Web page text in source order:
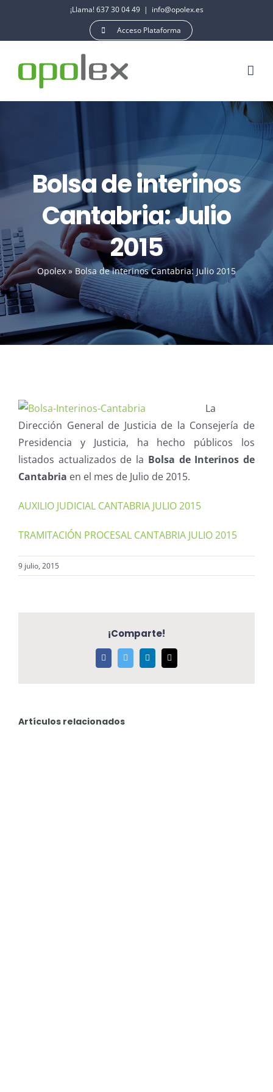
contenido
¡Llama! 637 30 04 49 | info@opolex.es
Acceso Plataforma
Bolsa de interinos
Cantabria: Julio
2015
Opolex »Bolsa de interinos Cantabria: Julio 2015
La
Dirección General de Justicia de la Consejería de
Presidencia y Justicia, ha hecho públicos los
listados actualizados de la Bolsa de Interinos de
Cantabria en el mes de Julio de 2015.
AUXILIO JUDICIAL CANTABRIA JULIO 2015
TRAMITACIÓN PROCESAL CANTABRIA JULIO 2015
9 julio, 2015
¡Comparte!
FacebookTwitter LinkedIn
electrónico
Artículos relacionados